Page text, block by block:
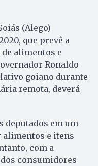
(Alego)
que prevê a
alimentos e
Ronaldo
goiano durante
remota, deverá
deputados em um
alimentos e itens
com a
consumidores